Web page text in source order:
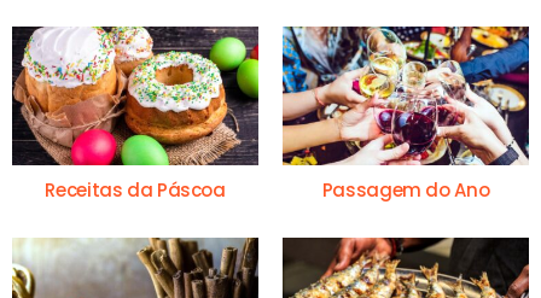
Receitas da Páscoa Passagem do Ano